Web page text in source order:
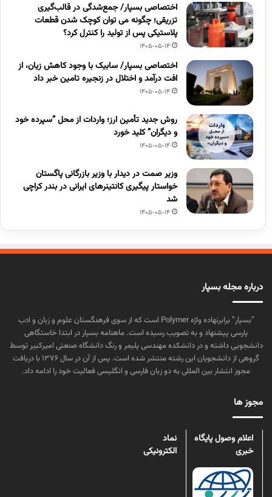
اختصاصی بسپار/ جمع‌شدگی در قالب‌گیری
تزریقی؛ چگونه می توان کوچک شدن قطعات
پلاستیکی پس از تولید را کنترل کرد؟
1405-05-14
اختصاصی بسپار/ سابیک با وجود کاهش زیان، از
افت درآمد و اختلال در زنجیره تامین خبر داد
1405-05-14
روش جدید تأمین ارز؛ واردات از محل “سپرده خود
و دیگران” کلید خورد
1405-05-14
وزیر صمت در دیدار با وزیر بازرگانی پاگستان
خواستار پیگیری کانتینرهای ایرانی در بندر کراچی
شد
1405-05-14
درباره مجله بسپار
“بسپار” برابرنهاده واژه Polymer است که از سوی فرهنگستان علوم و زبان و ادب
پارسی پیشنهاد و به تصویب رسیده است. ماهنامه بسپار در ابتدا خاستگاهی
دانشجویی داشته و در دانشکده مهندسی پلیمر و رنگ دانشگاه صنعتی امیرکبیر توسط
گروهی از دانشجویان این رشته منتشر شده است. پس از آن در سال ۱۳۷۶ با دریافت
مجوز انتشار بین المللی به دو زبان فارسی و انگلیسی فعالیت خود را ادامه داد.
مجوز ها
اعلام وصول پایگاه
خبری
نماد
الکترونیکی